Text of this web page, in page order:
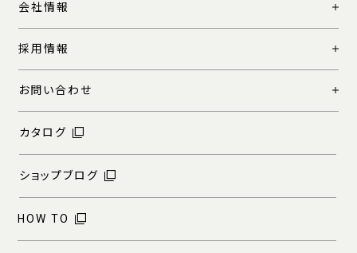
会社情報
採用情報
お問い合わせ
カタログ
ショップブログ
HOW TO